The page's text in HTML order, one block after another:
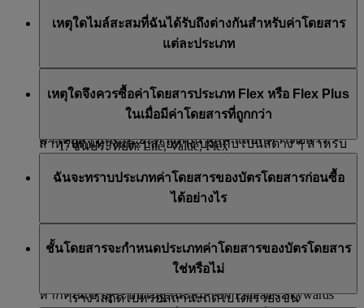
*ขณะนี้แชทสดมีให้บริการเฉพาะภาษาอังกฤษเท่านั้น
ด้วยเหตุนี้ ค่าโดยสารประเภทอื่น ๆ จึงได้รับไมล์สะสมมาก
คุณสามารถใช้เครื่องคำนวณไมล์สะสม
สะสมทั้งหมดที่คุณจะได้รับจากบัตรโดยสารของสายการ
บินเอมิเรตส์ ไมล์สะสมทั้งหมดประกอบด้วยไมล์พื้นฐาน
สำหรับต้นทางและปลายทาง บวกกับโบนัสต่าง ๆ สำหรับ
*ไมล์สะสมโบนัสคือไมล์สะสม Skywards เพิ่มเติมที่สมาชิกได้รับเมื่อ
เป็นสมาชิกระดับ Silver, Gold หรือ Platinum
ชั้นหนึ่งและชั้นธุรกิจ: Special, Saver, Flex หรือ Flex
ในเที่ยวบินของสายการบิน flydubai:
ชั้นประหยัด: Lite, Value, Flex
ประเภทค่าโดยสารที่คุณเลือกจะมีผลต่อจำนวนไมล์สะสม
ที่คุณจะได้รับ
สะสมของสมาชิก จากค่าโดยสารทุกประเภทในทุกชั้น
โดยสาร จำนวนไมล์สะสมที่คุณได้รับจะขึ้นอยู่กับประเภท
ค่าโดยสารของคุณ หากคุณต้องการดูจำนวนไมล์สะสมที่
จะได้รับ โปรดตรวจสอบที่เครื่องคำนวณไมล์สะสม
เหตุใดไมล์สะสมที่ฉันได้รับถึงต่างกันสำหรับค่าโดยสาร
แต่ละประเภท
โดยที่เดินทางในห้องโดยสารเดียวกัน ดังนั้น เมื่อเรา
คำนวณไมล์สะสมที่คุณได้รับ เราจึงพิจารณาทั้งประเภท
ค่าโดยสารและระยะทางที่บิน ลูกค้าเลือกค่าโดยสาร
นอกจากระยะทางที่บินแล้ว ประเภทค่าโดยสารยังช่วย
กำหนดจำนวนไมล์สะสมที่คุณได้รับ เพื่อให้สะท้อนถึงค่า
ใช้จ่ายที่เพิ่มขึ้นของค่าโดยสารที่คุณเลือกสำหรับการเดิน
ทาง
เหตุใดจึงควรซื้อค่าโดยสารประเภท Flex หรือ Flex Plus
ในเมื่อมีค่าโดยสารที่ถูกกว่า
โดยสารที่ราคาดีที่สุด แต่ค่าโดยสารประเภท Flex และ
Flex Plus มีสิทธิประโยชน์พิเศษเพิ่มมากขึ้น:
สะสมของสมาชิกจากค่าโดยสารประเภท Flex หรือ
Flex Plus ดังนั้นคุณจะสามารถสะสมให้ถึงยอด
รางวัลถัดไปหรือสถานะถัดไปได้เร็วยิ่งขึ้น
ฉันจะทราบประเภทค่าโดยสารของบัตรโดยสารก่อนซื้อ
ได้อย่างไร
เที่ยวบินบน emirates.com หรือ flydubai.com โดยจะแสดง
ราคา เงื่อนไขค่าโดยสาร และไมล์สะสมที่คุณจะได้รับ
หากคุณเข้าสู่ระบบในฐานะสมาชิก Emirates Skywards
ชั้นโดยสารจะกำหนดประเภทค่าโดยสารของบัตรโดยสาร
ใช่หรือไม่